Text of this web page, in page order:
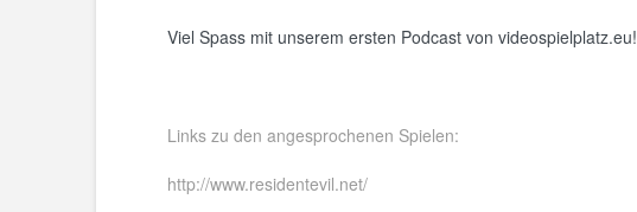
Viel Spass mit unserem ersten Podcast von videospielplatz.eu!
Links zu den angesprochenen Spielen:
http://www.residentevil.net/